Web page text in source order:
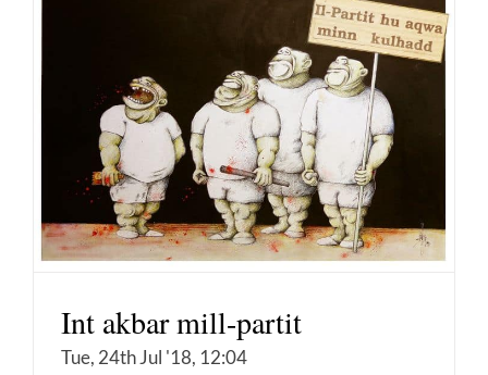
Int akbar mill-partit
Tue, 24th Jul '18, 12:04